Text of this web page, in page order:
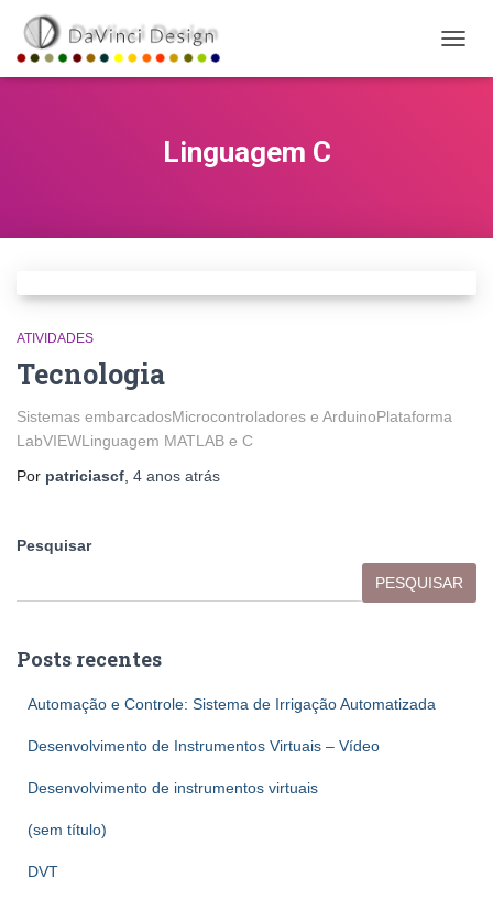
Linguagem C
ATIVIDADES
Tecnologia
Sistemas embarcadosMicrocontroladores e ArduinoPlataforma
LabVIEWLinguagem MATLAB e C
Por patriciascf 4 anos atrás
Pesquisar
PESQUISAR
Posts recentes
Automação e Controle: Sistema de Irrigação Automatizada
Desenvolvimento de Instrumentos Virtuais – Vídeo
Desenvolvimento de instrumentos virtuais
(sem título)
DVT